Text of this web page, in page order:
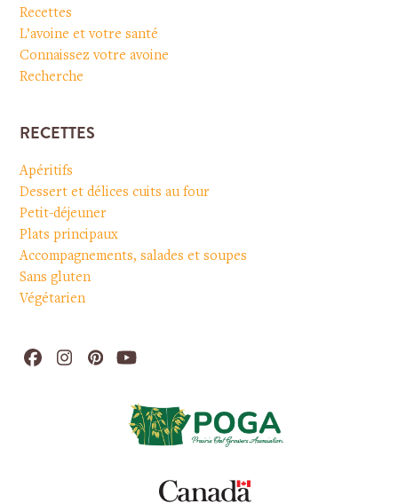
Recettes
L’avoine et votre santé
Connaissez votre avoine
Recherche
RECETTES
Apéritifs
Dessert et délices cuits au four
Petit-déjeuner
Plats principaux
Accompagnements, salades et soupes
Sans gluten
Végétarien
Facebook
Instagram
PinterestYouTube